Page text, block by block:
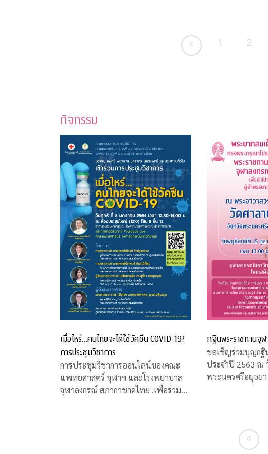
« 1 2
กิจกรรม
เมื่อไหร่…คนไทยจะได้ใช้วัคซีน COVID-19?
การประชุมวิชาการ
การประชุมวิชาการออนไลน์ของคณะ
แพทยศาสตร์ จุฬาฯ และโรงพยาบาล
จุฬาลงกรณ์ สภากาชาดไทย .เพื่อร่วมหา
กฐินพระราชทานจุฬ
ขอเชิญร่วมบุญกฐิ
ประจำปี 2563 ณ
พระนครศรีอยุธยา
«